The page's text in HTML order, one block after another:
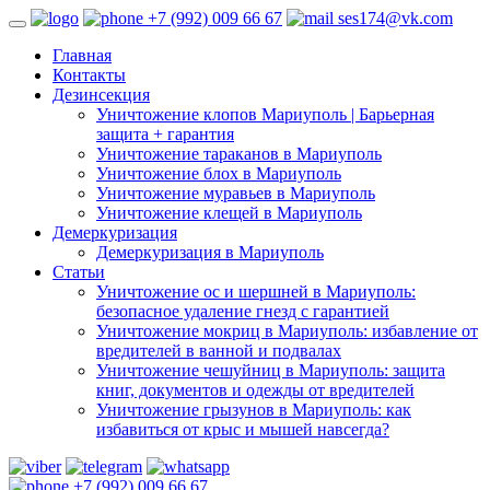
+7 (992) 009 66 67
ses174@vk.com
Главная
Контакты
Дезинсекция
Уничтожение клопов Мариуполь | Барьерная
защита + гарантия
Уничтожение тараканов в Мариуполь
Уничтожение блох в Мариуполь
Уничтожение муравьев в Мариуполь
Уничтожение клещей в Мариуполь
Демеркуризация
Демеркуризация в Мариуполь
Статьи
Уничтожение ос и шершней в Мариуполь:
безопасное удаление гнезд с гарантией
Уничтожение мокриц в Мариуполь: избавление от
вредителей в ванной и подвалах
Уничтожение чешуйниц в Мариуполь: защита
книг, документов и одежды от вредителей
Уничтожение грызунов в Мариуполь: как
избавиться от крыс и мышей навсегда?
+7 (992) 009 66 67